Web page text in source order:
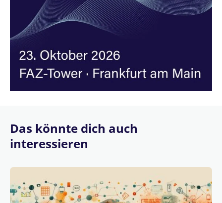
Das könnte dich auch
interessieren